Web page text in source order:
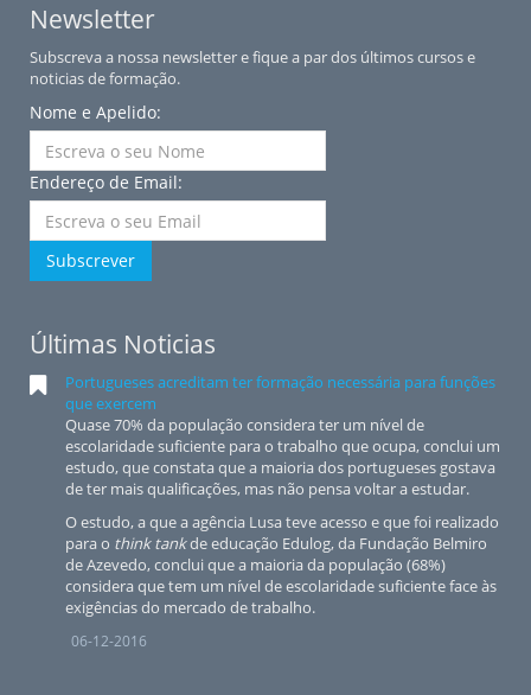
Newsletter
Subscreva a nossa newsletter e fique a par dos últimos cursos e
noticias de formação.
Nome e Apelido:
Endereço de Email:
Subscrever
Últimas Noticias
Portugueses acreditam ter formação necessária para funções
que exercem
Quase 70% da população considera ter um nível de
escolaridade suficiente para o trabalho que ocupa, conclui um
estudo, que constata que a maioria dos portugueses gostava
de ter mais qualificações, mas não pensa voltar a estudar.
O estudo, a que a agência Lusa teve acesso e que foi realizado
para o think tankde educação Edulog, da Fundação Belmiro
de Azevedo, conclui que a maioria da população (68%)
considera que tem um nível de escolaridade suficiente face às
exigências do mercado de trabalho.
06-12-2016